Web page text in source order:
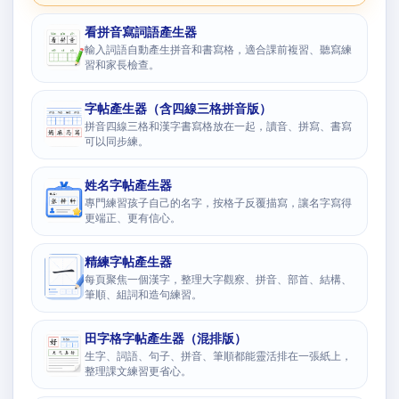
看拼音寫詞語產生器
輸入詞語自動產生拼音和書寫格，適合課前複習、聽寫練
習和家長檢查。
字帖產生器（含四線三格拼音版）
拼音四線三格和漢字書寫格放在一起，讀音、拼寫、書寫
可以同步練。
姓名字帖產生器
專門練習孩子自己的名字，按格子反覆描寫，讓名字寫得
更端正、更有信心。
精練字帖產生器
每頁聚焦一個漢字，整理大字觀察、拼音、部首、結構、
筆順、組詞和造句練習。
田字格字帖產生器（混排版）
生字、詞語、句子、拼音、筆順都能靈活排在一張紙上，
整理課文練習更省心。